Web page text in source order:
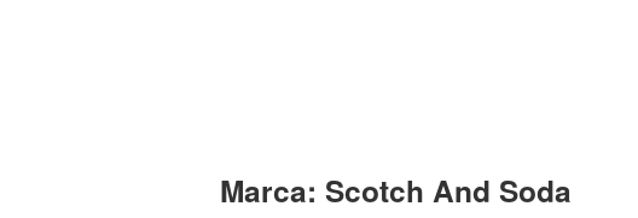
Marca: Scotch And Soda